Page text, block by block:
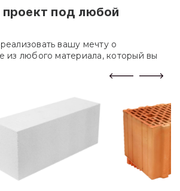
под любой
вашу мечту о
из любого материала, который вы